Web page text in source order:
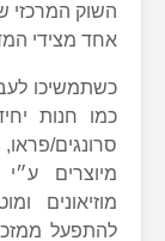
השוק המרכזי
אחד מצידי
כשתמשיכו
כמו חנות
סרונגים/
מיוצרים
מוזיאונים
להתפעל